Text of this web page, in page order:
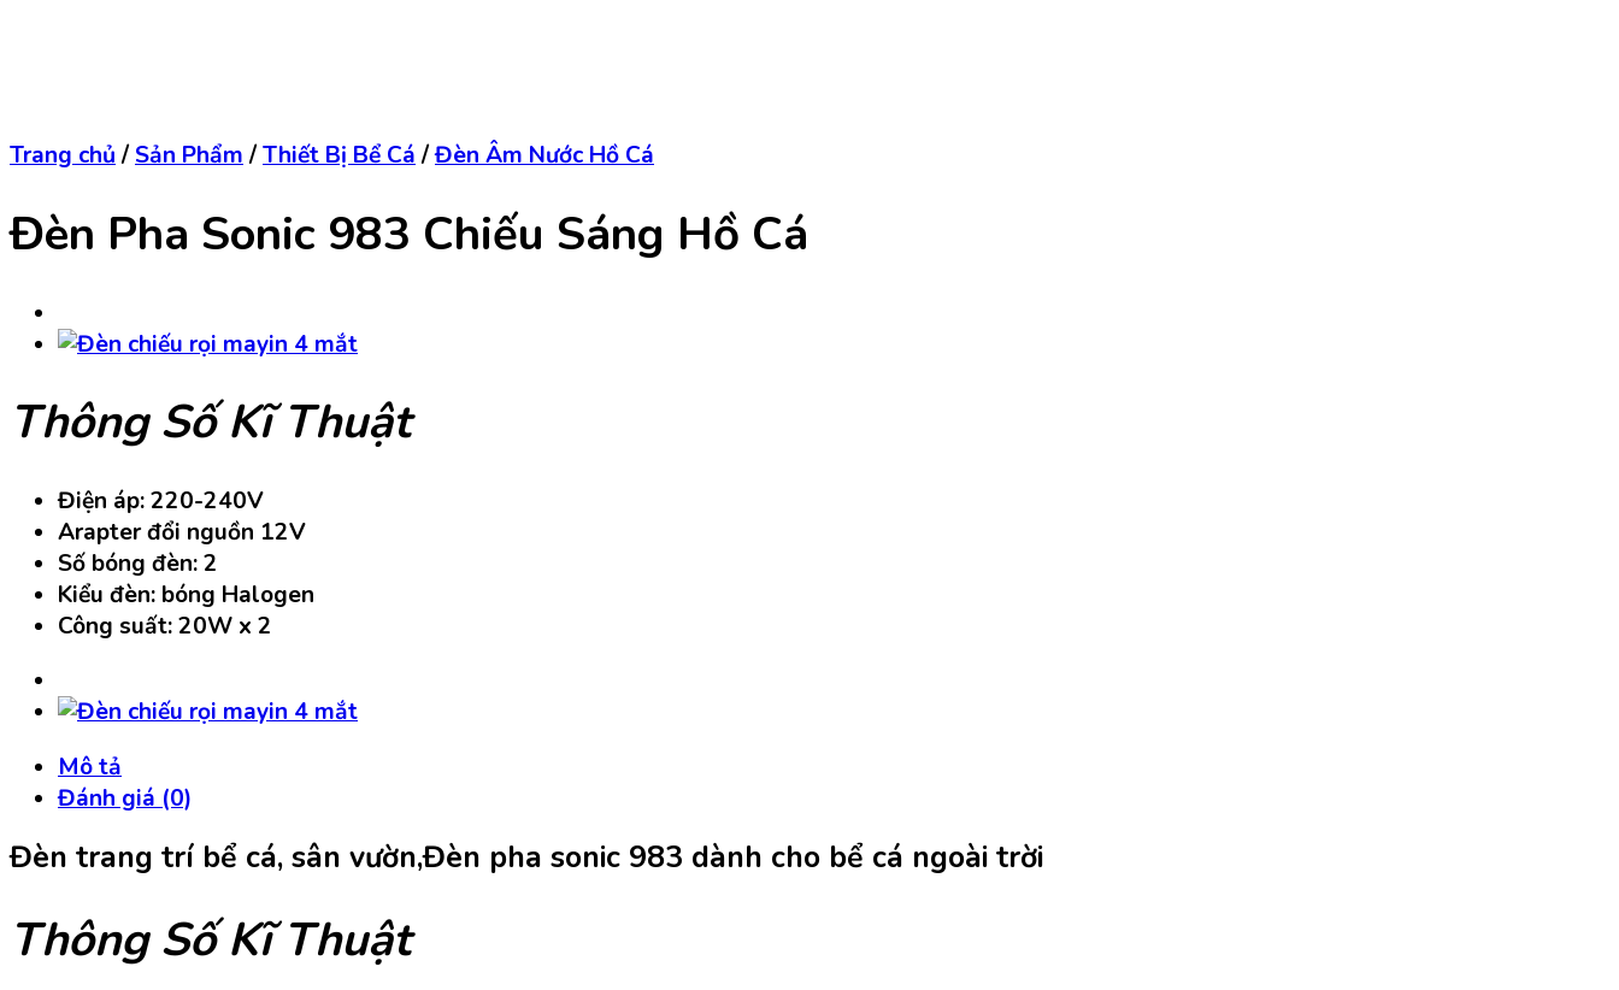
Trang chủ/Sản Phẩm/Thiết Bị Bể Cá/Đèn Âm Nước Hồ Cá
Đèn Pha Sonic 983 Chiếu Sáng Hồ Cá
Thông Số Kĩ Thuật
Điện áp: 220-240V
Arapter đổi nguồn 12V
Số bóng đèn: 2
Kiểu đèn: bóng Halogen
Công suất: 20W x 2
Mô tả
Đánh giá (0)
Đèn trang trí bể cá, sân vườn,Đèn pha sonic 983 dành cho bể cá ngoài trời
Thông Số Kĩ Thuật